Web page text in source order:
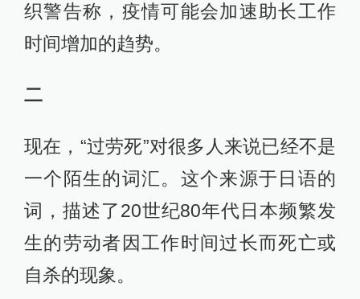
织警告称，疫情可能会加速助长工作
时间增加的趋势。
二
现在，“过劳死”对很多人来说已经不是
一个陌生的词汇。这个来源于日语的
词，描述了20世纪80年代日本频繁发
生的劳动者因工作时间过长而死亡或
自杀的现象。